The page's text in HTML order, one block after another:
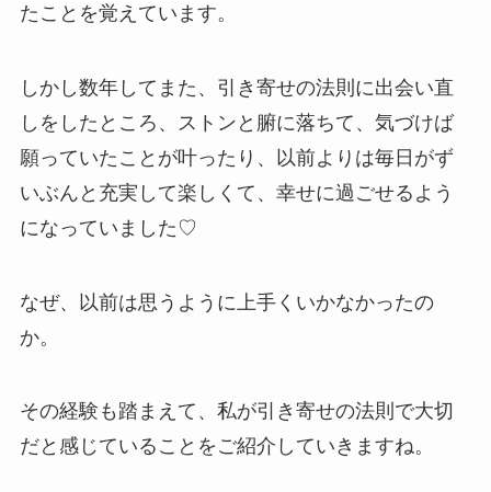
たことを覚えています。
しかし数年してまた、引き寄せの法則に出会い直
しをしたところ、ストンと腑に落ちて、気づけば
願っていたことが叶ったり、以前よりは毎日がず
いぶんと充実して楽しくて、幸せに過ごせるよう
になっていました♡
なぜ、以前は思うように上手くいかなかったの
か。
その経験も踏まえて、私が引き寄せの法則で大切
だと感じていることをご紹介していきますね。